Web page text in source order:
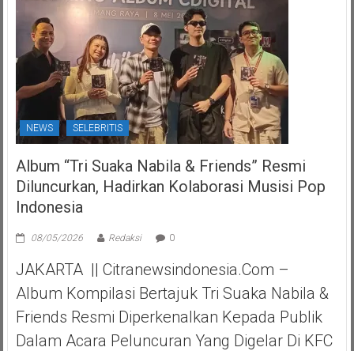
NEWS SELEBRITIS
Album “Tri Suaka Nabila & Friends” Resmi
Diluncurkan, Hadirkan Kolaborasi Musisi Pop
Indonesia
08/05/2026 Redaksi 0
JAKARTA || Citranewsindonesia.com –
Album Kompilasi Bertajuk Tri Suaka Nabila &
Friends Resmi Diperkenalkan Kepada Publik
Dalam Acara Peluncuran Yang Digelar Di KFC